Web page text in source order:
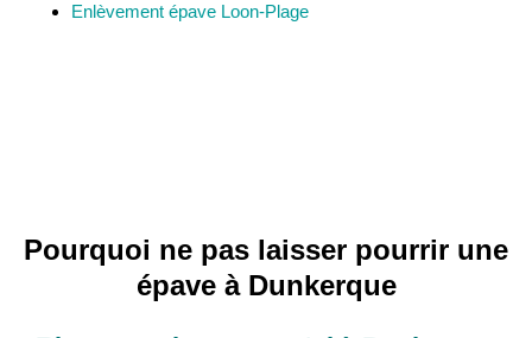
Enlèvement épave Loon-Plage
Pourquoi ne pas laisser pourrir une
épave à Dunkerque